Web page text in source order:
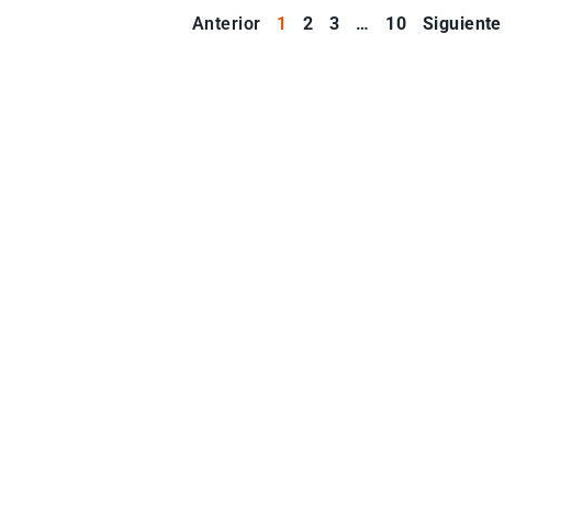
Anterior 1 2 3 … 10 Siguiente